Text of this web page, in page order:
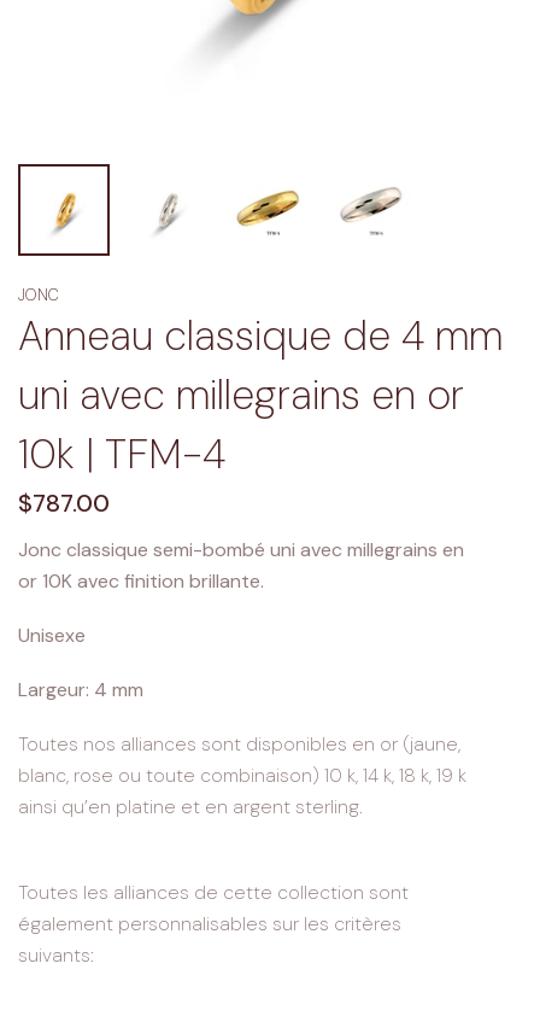
JONC
Anneau classique de 4 mm
uni avec millegrains en or
10k | TFM-4
Regular
price
$787.00
Jonc classique semi-bombé uni avec millegrains en
or 10K avec finition brillante.
Unisexe
Largeur: 4 mm
Toutes nos alliances sont disponibles en or (jaune,
blanc, rose ou toute combinaison) 10 k, 14 k, 18 k, 19 k
ainsi qu’en platine et en argent sterling.
Toutes les alliances de cette collection sont
également personnalisables sur les critères
suivants: